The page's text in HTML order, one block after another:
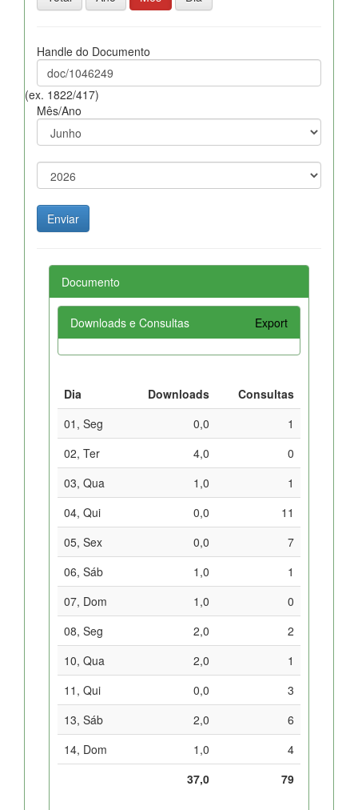
Handle do Documento
(ex. 1822/417)
Mês/Ano
Documento
Downloads e Consultas Export
Dia Downloads
Consultas
01, Seg
0,0
1
02, Ter
4,0
0
03, Qua
1,0
1
04, Qui
0,0
11
05, Sex
0,0
7
06, Sáb
1,0
1
07, Dom
1,0
0
08, Seg
2,0
2
10, Qua
2,0
1
11, Qui
0,0
3
13, Sáb
2,0
6
14, Dom
1,0
4
37,0
79